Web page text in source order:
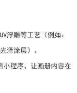
浮雕等工艺（例如：
泽涂层）。
小程序，让画册内容在